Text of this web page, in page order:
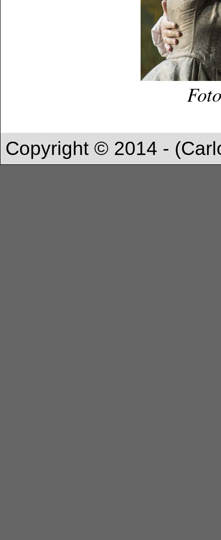
Copyright © 2014 -